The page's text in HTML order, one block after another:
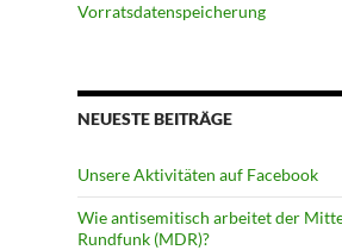
Vorratsdatenspeicherung
NEUESTE BEITRÄGE
Unsere Aktivitäten auf Facebook
Wie antisemitisch arbeitet der
Rundfunk (MDR)?